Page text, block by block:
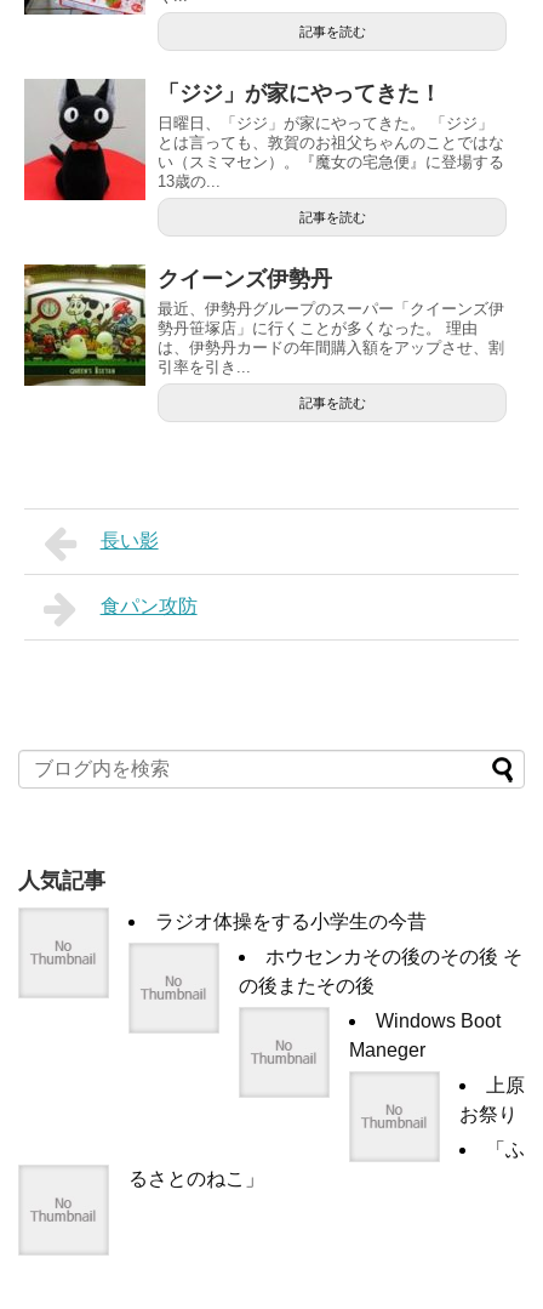
記事を読む
「ジジ」が家にやってきた！
日曜日、「ジジ」が家にやってきた。 「ジジ」
とは言っても、敦賀のお祖父ちゃんのことではな
い（スミマセン）。『魔女の宅急便』に登場する
13歳の...
記事を読む
クイーンズ伊勢丹
最近、伊勢丹グループのスーパー「クイーンズ伊
勢丹笹塚店」に行くことが多くなった。 理由
は、伊勢丹カードの年間購入額をアップさせ、割
引率を引き...
記事を読む
長い影
食パン攻防
人気記事
ラジオ体操をする小学生の今昔
ホウセンカその後のその後 そ
の後またその後
Windows Boot
Maneger
上原
お祭り
「ふ
るさとのねこ」